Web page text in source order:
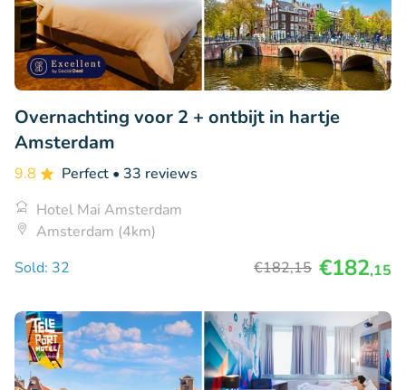
Overnachting voor 2 + ontbijt in hartje
Amsterdam
9.8 Perfect • 33 reviews
Hotel Mai Amsterdam
Amsterdam (4km)
Sold: 32
€182,15 €182,15